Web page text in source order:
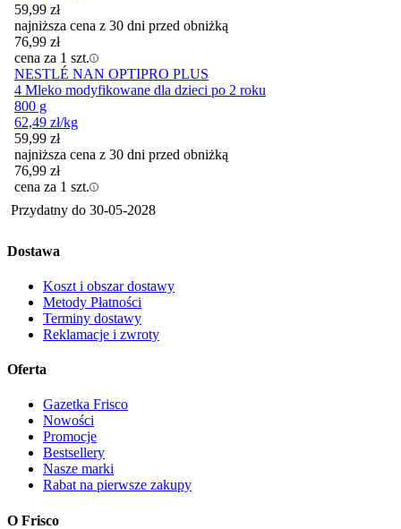
59,99 zł
najniższa cena z 30 dni przed obniżką
76,99 zł
cena za 1 szt.
NESTLÉ NAN OPTIPRO PLUS
4 Mleko modyfikowane dla dzieci po 2 roku
800 g
62,49 zł/kg
59,99 zł
najniższa cena z 30 dni przed obniżką
76,99 zł
cena za 1 szt.
Przydatny do 30-05-2028
Dostawa
Koszt i obszar dostawy
Metody Płatności
Terminy dostawy
Reklamacje i zwroty
Oferta
Gazetka Frisco
Nowości
Promocje
Bestsellery
Nasze marki
Rabat na pierwsze zakupy
O Frisco